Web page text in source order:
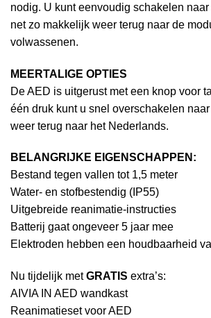
nodig. U kunt eenvoudig schakelen
net zo makkelijk weer terug naar de
volwassenen.
MEERTALIGE OPTIES
De AED is uitgerust met een knop voor
één druk kunt u snel overschakelen
weer terug naar het Nederlands.
BELANGRIJKE EIGENSCHAPPEN:
Bestand tegen vallen tot 1,5 meter
Water- en stofbestendig (IP55)
Uitgebreide reanimatie-instructies
Batterij gaat ongeveer 5 jaar mee
Elektroden hebben een houdbaarheid
Nu tijdelijk metGRATIS extra’s:
AIVIA IN AED wandkast
Reanimatieset voor AED